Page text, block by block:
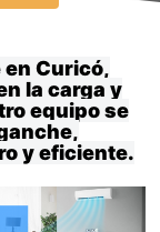
Curicó,
la carga y
equipo se
y eficiente.